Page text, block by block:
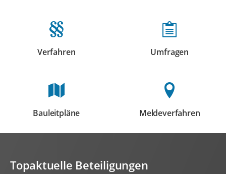
Verfahren Umfragen
Bauleitpläne Meldeverfahren
Topaktuelle Beteiligungen